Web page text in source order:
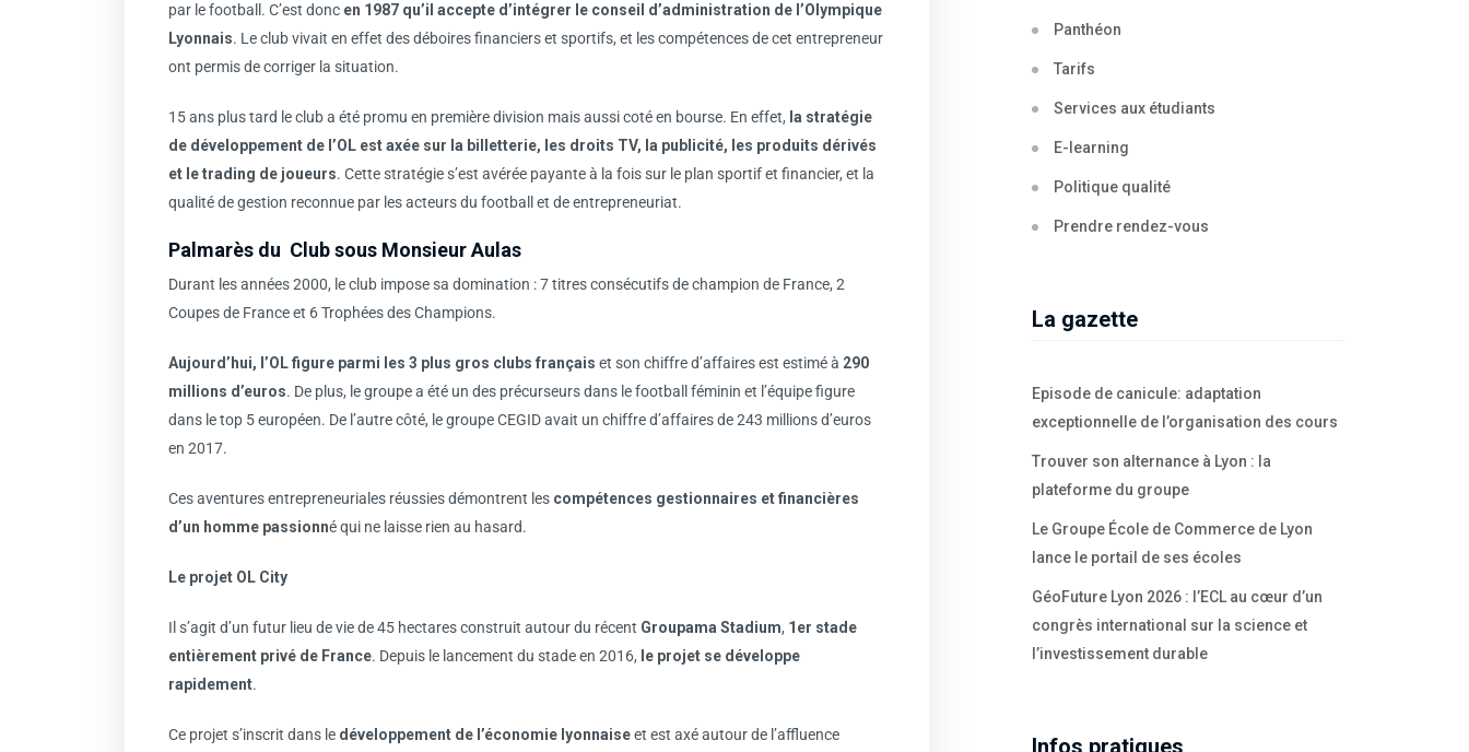
par le football. C’est donc en 1987 qu’il accepte d’intégrer le conseil d’administration de l’Olympique
Lyonnais. Le club vivait en effet des déboires financiers et sportifs, et les compétences de cet entrepreneur
ont permis de corriger la situation.
15 ans plus tard le club a été promu en première division mais aussi coté en bourse. En effet, la stratégie
de développement de l’OL est axée sur la billetterie, les droits TV, la publicité, les produits dérivés
et le trading de joueurs. Cette stratégie s’est avérée payante à la fois sur le plan sportif et financier, et la
qualité de gestion reconnue par les acteurs du football et de entrepreneuriat.
Palmarès du Club sous Monsieur Aulas
Durant les années 2000, le club impose sa domination : 7 titres consécutifs de champion de France, 2
Coupes de France et 6 Trophées des Champions.
Aujourd’hui, l’OL figure parmi les 3 plus gros clubs français et son chiffre d’affaires est estimé à 290
millions d’euros. De plus, le groupe a été un des précurseurs dans le football féminin et l’équipe figure
dans le top 5 européen. De l’autre côté, le groupe CEGID avait un chiffre d’affaires de 243 millions d’euros
en 2017.
Ces aventures entrepreneuriales réussies démontrent les compétences gestionnaires et financières
d’un homme passionné qui ne laisse rien au hasard.
Le projet OL City
Il s’agit d’un futur lieu de vie de 45 hectares construit autour du récent Groupama Stadium, 1er stade
entièrement privé de France. Depuis le lancement du stade en 2016, le projet se développe
rapidement.
Ce projet s’inscrit dans le développement de l’économie lyonnaiseet est axé autour de l’affluence
Panthéon
Tarifs
Services aux étudiants
E-learning
Politique qualité
Prendre rendez-vous
La gazette
Episode de canicule: adaptation
exceptionnelle de l’organisation des cours
Trouver son alternance à Lyon : la
plateforme du groupe
Le Groupe École de Commerce de Lyon
lance le portail de ses écoles
GéoFuture Lyon 2026 : l’ECL au cœur d’un
congrès international sur la science et
l’investissement durable
Infos pratiques